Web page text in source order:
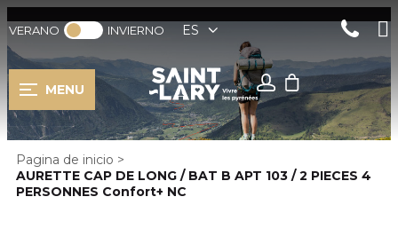
VERANO INVIERNO ES
MENU
Pagina de inicio >
AURETTE CAP DE LONG / BAT B APT 103 / 2 PIECES 4
PERSONNES Confort+ NC